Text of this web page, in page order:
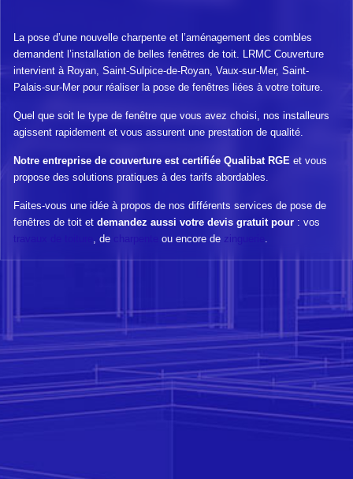
La pose d’une nouvelle charpente et l’aménagement des combles
demandent l’installation de belles fenêtres de toit. LRMC Couverture
intervient à Royan, Saint-Sulpice-de-Royan, Vaux-sur-Mer, Saint-
Palais-sur-Mer pour réaliser la pose de fenêtres liées à votre toiture.
Quel que soit le type de fenêtre que vous avez choisi, nos installeurs
agissent rapidement et vous assurent une prestation de qualité.
Notre entreprise de couverture est certifiée Qualibat RGE et vous
propose des solutions pratiques à des tarifs abordables.
Faites-vous une idée à propos de nos différents services de pose de
fenêtres de toit et demandez aussi votre devis gratuit pour : vos
travaux de toiture , de charpente ou encore de zinguerie .